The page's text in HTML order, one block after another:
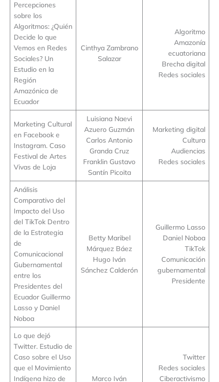
Percepciones
sobre los
Algoritmos: ¿Quién
Decide lo que
Vemos en Redes
Sociales? Un
Estudio en la
Región
Amazónica de
Ecuador
Cinthya Zambrano
Salazar
Algoritmo
Amazonía
ecuatoriana
Brecha digital
Redes sociales
Marketing Cultural
en Facebook e
Instagram. Caso
Festival de Artes
Vivas de Loja
Luisiana Naevi
Azuero Guzmán
Carlos Antonio
Granda Cruz
Franklin Gustavo
Santín Picoita
Marketing digital
Cultura
Audiencias
Redes sociales
Análisis
Comparativo del
Impacto del Uso
del TikTok Dentro
de la Estrategia
de
Comunicacional
Gubernamental
entre los
Presidentes del
Ecuador Guillermo
Lasso y Daniel
Noboa
Betty Maribel
Márquez Báez
Hugo Iván
Sánchez Calderón
Guillermo Lasso
Daniel Noboa
TikTok
Comunicación
gubernamental
Presidente
Lo que dejó
Twitter. Estudio de
Caso sobre el Uso
que el Movimiento
Indígena hizo de
Marco Iván
Twitter
Redes sociales
Ciberactivismo